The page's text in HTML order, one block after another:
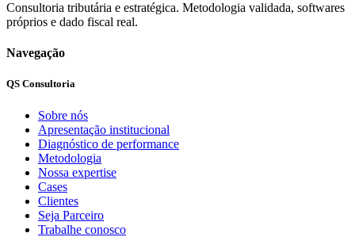
Consultoria tributária e estratégica. Metodologia validada, softwares
próprios e dado fiscal real.
Navegação
QS Consultoria
Sobre nós
Apresentação institucional
Diagnóstico de performance
Metodologia
Nossa expertise
Cases
Clientes
Seja Parceiro
Trabalhe conosco